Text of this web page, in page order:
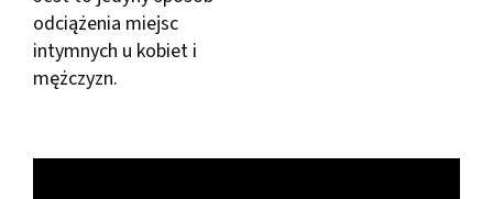
odciążenia miejsc
intymnych u kobiet i
mężczyzn.